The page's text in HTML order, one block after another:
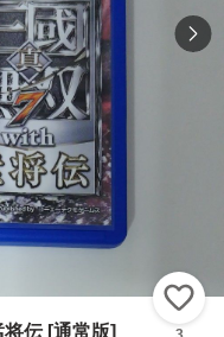
伝 [通常版]